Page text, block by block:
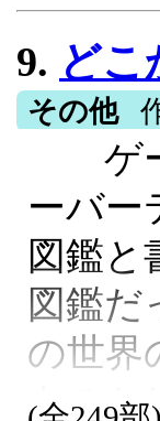
場とな
二部は
◆咲姫
検紀行
ンショ
直給水
長・天
学園生
9. ど
その他
ゲー
ーバー
図鑑と
図鑑だ
の世界
ものと